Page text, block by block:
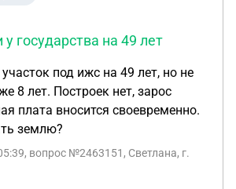
государства на 49 лет
под ижс на 49 лет, но не
8 лет. Построек нет, зарос
плата вносится своевременно.
землю?
, вопрос №2463151, Светлана, г.